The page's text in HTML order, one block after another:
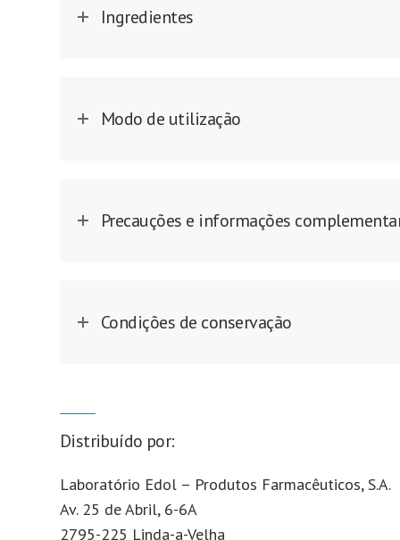
Ingredientes
Modo de utilização
Precauções e informações
Condições de conservação
Distribuído por:
Laboratório Edol – Produtos Farmacêuticos, S.A.
Av. 25 de Abril, 6-6A
2795-225 Linda-a-Velha